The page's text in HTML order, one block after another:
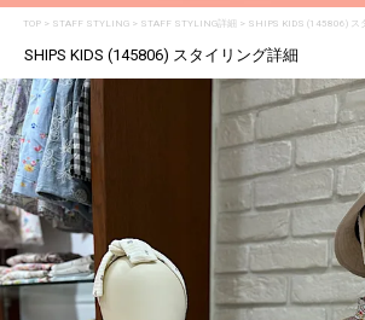
TOP> STAFF STYLING> STAFF STYLING詳細 > SHIPS KIDS (145806) ス
SHIPS KIDS (145806) スタイリング詳細